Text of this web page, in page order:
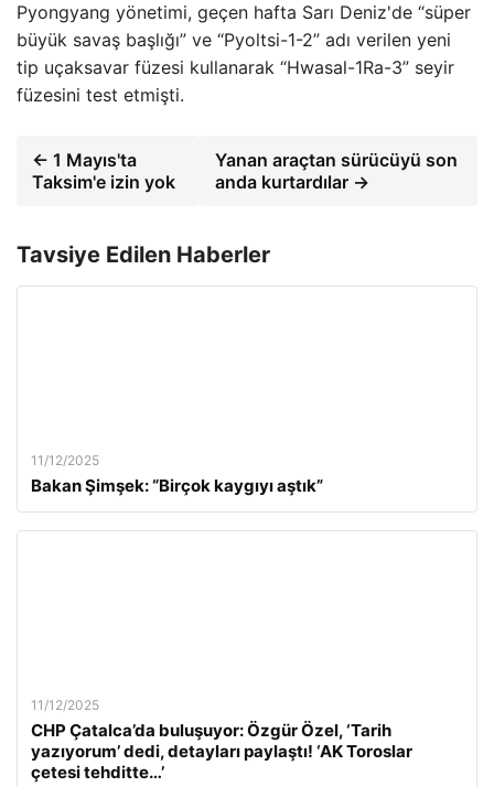
Pyongyang yönetimi, geçen hafta Sarı Deniz'de “süper
büyük savaş başlığı” ve “Pyoltsi-1-2” adı verilen yeni
tip uçaksavar füzesi kullanarak “Hwasal-1Ra-3” seyir
füzesini test etmişti.
← 1 Mayıs'ta
Taksim'e izin yok
Yanan araçtan sürücüyü son
anda kurtardılar →
Tavsiye Edilen Haberler
11/12/2025
Bakan Şimşek: “Birçok kaygıyı aştık”
11/12/2025
CHP Çatalca’da buluşuyor: Özgür Özel, ‘Tarih
yazıyorum’ dedi, detayları paylaştı! ‘AK Toroslar
çetesi tehditte…’